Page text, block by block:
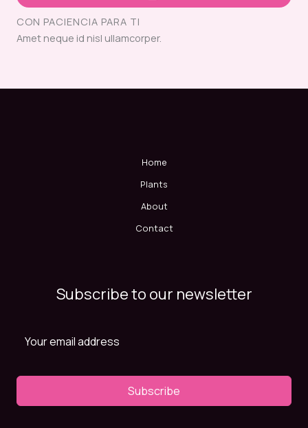
CON PACIENCIA PARA TI
Amet neque id nisl ullamcorper.
Home
Plants
About
Contact
Subscribe to our newsletter
Subscribe